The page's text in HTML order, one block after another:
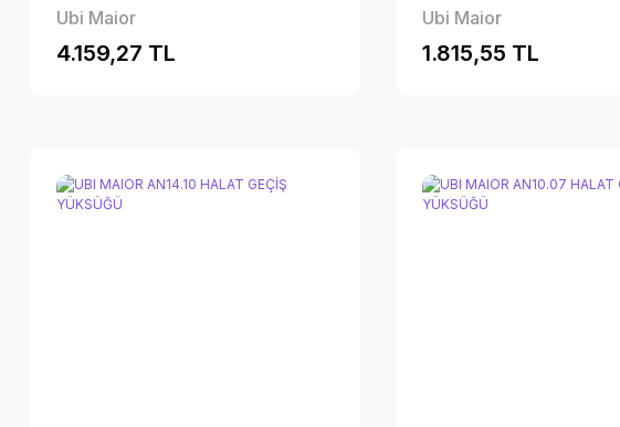
Ubi Maior
4.159,27 TL
Ubi Maior
1.815,55 TL